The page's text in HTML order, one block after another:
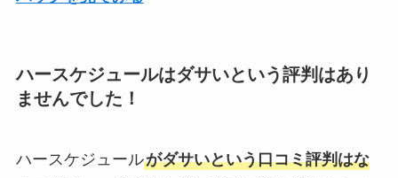
ハースケジュールはダサいという評判はあり
ませんでした！
ハースケジュールがダサいという口コミ評判はな